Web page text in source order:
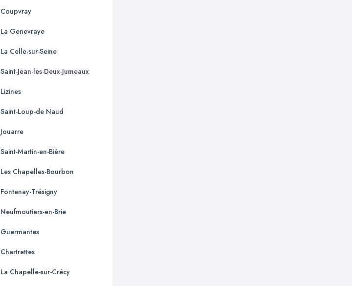
Coupvray
La Genevraye
La Celle-sur-Seine
Saint-Jean-les-Deux-Jumeaux
Lizines
Saint-Loup-de Naud
Jouarre
Saint-Martin-en-Bière
Les Chapelles-Bourbon
Fontenay-Trésigny
Neufmoutiers-en-Brie
Guermantes
Chartrettes
La Chapelle-sur-Crécy